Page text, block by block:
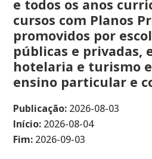
e todos os anos
cursos com Planos
promovidos por
públicas e privadas,
hotelaria e turismo
ensino particular e
Publicação: 2026-08-03
Início: 2026-08-04
Fim: 2026-09-03